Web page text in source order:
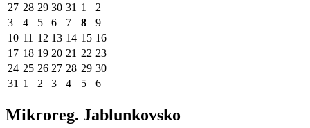
27 28 29 30 31 1
2
3
4 5 6 7 8
9
10 11 12 13 14 15 16
17 18 19 20 21 22 23
24 25 26 27 28 29 30
31 1 2 3 4 5 6
Mikroreg. Jablunkovsko